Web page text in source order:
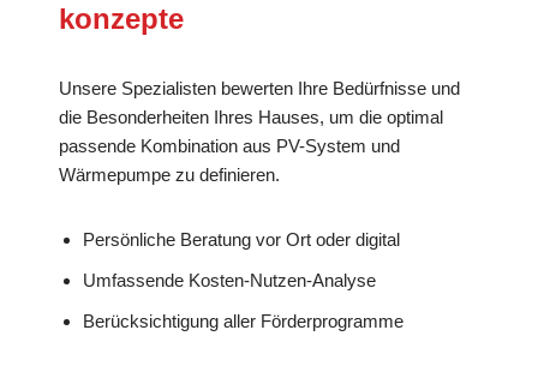
konzepte
Unsere Spezialisten bewerten Ihre Bedürfnisse und
die Besonderheiten Ihres Hauses, um die optimal
passende Kombination aus PV-System und
Wärmepumpe zu definieren.
Persönliche Beratung vor Ort oder digital
Umfassende Kosten-Nutzen-Analyse
Berücksichtigung aller Förderprogramme